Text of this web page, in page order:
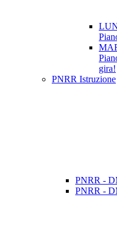
gira!
PNRR Istruzione
PNRR -
PNRR -